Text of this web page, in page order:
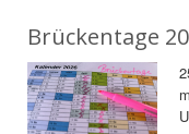
Brückentage